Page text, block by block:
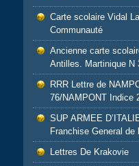
Carte scolaire Vidal
Communauté
Ancienne carte
Antilles. Martinique N
RRR Lettre de
76/NAMPONT Indice
SUP ARMEE
Franchise General de
Lettres De Krakovie